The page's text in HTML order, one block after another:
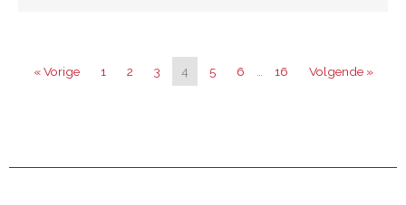
« Vorige 1 2 3 4 5 6 16 Volgende »